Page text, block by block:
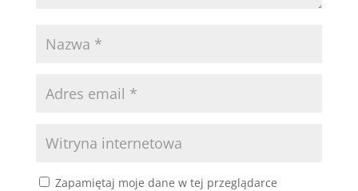
Zapamiętaj moje dane w tej przeglądarce